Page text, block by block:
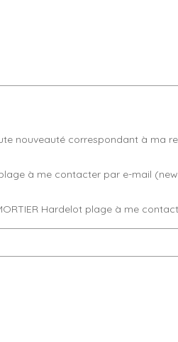
nouveauté correspondant à ma
à me contacter par e-mail
Hardelot plage à me